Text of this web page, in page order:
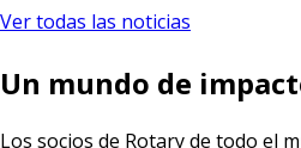
Ver todas las noticias
Un mundo de
Los socios de Rotary de todo el